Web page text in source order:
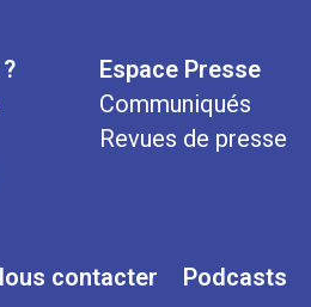
Espace Presse
Communiqués
Revues de presse
contacter Podcasts